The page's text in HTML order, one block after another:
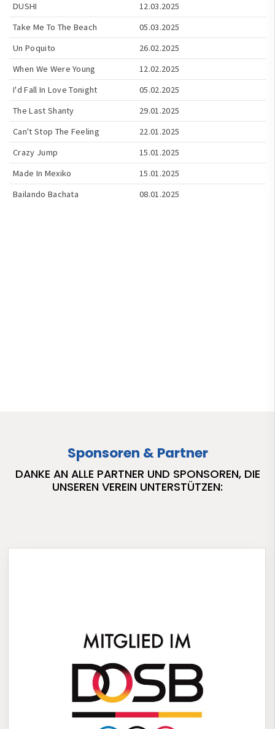
DUSHI
12.03.2025
Take Me To The Beach
05.03.2025
Un Poquito
26.02.2025
When We Were Young
12.02.2025
I'd Fall In Love Tonight
05.02.2025
The Last Shanty
29.01.2025
Can't Stop The Feeling
22.01.2025
Crazy Jump
15.01.2025
Made In Mexiko
15.01.2025
Bailando Bachata
08.01.2025
Sponsoren & Partner
DANKE AN ALLE PARTNER UND SPONSOREN, DIE
UNSEREN VEREIN UNTERSTÜTZEN: